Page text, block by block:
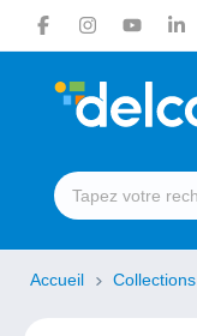
Accueil Collections